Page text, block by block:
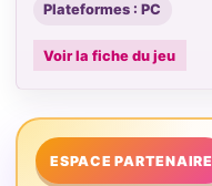
Plateformes : PC
Voir la fiche du jeu
ESPACE PARTENAIRE